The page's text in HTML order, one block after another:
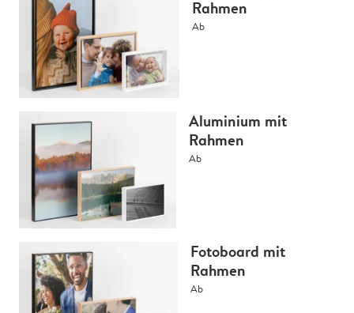
Rahmen
Ab
Aluminium mit
Rahmen
Ab
Fotoboard mit
Rahmen
Ab